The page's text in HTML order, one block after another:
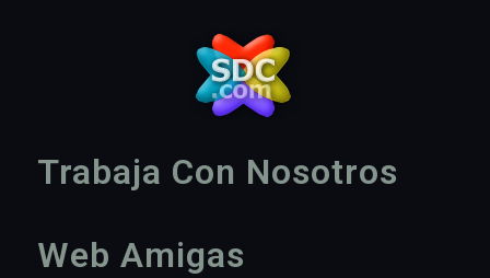
Trabaja Con Nosotros
Web Amigas